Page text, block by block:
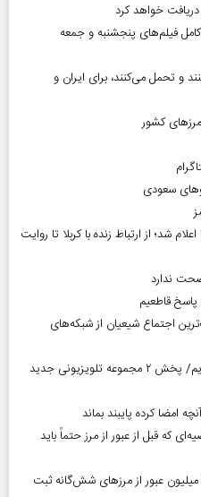
خواهد کرد
فیلم‌های پنجشنبه و جمعه
و تحمل می‌کنند، برای ایران و
سعودی
شد؛ از ارتباط زنده با کربلا تا روایت
ندارد
قاطعیم
بزرگ‌ترین اجتماع شیعیان از شبکه‌های
هنرمند منحصر‌به‌فردی را از دست دادیم/ پخش ۲ مجموعه تلویزیونی جدید
امضا کرده پایبند بماند
اربعین آغاز شد؛ ۱۰ توصیه‌ای که قبل از عبور از مرز حتماً باید
رکورد تردد زائران اربعین؛ بیش از ۴.۳ میلیون عبور از مرزهای شش‌گانه ثبت